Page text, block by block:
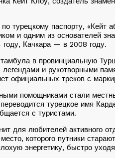
турецкому паспорту,
и одним из основателей
Качкара — в 2008 году.
в провинциальную
легендами и рукотворными
официальных треков с
помощниками стали
турецкое имя
с туристами.
для любителей активного
которого путники
энергетику, быстро